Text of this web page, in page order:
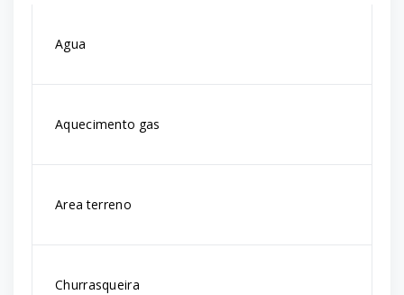
Agua
Aquecimento gas
Area terreno
Churrasqueira